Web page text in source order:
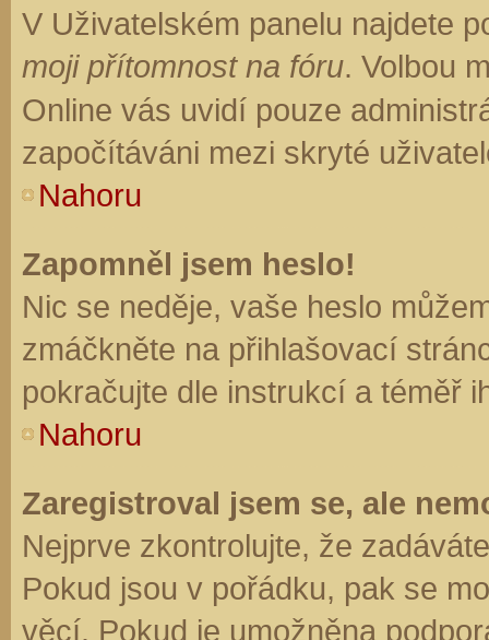
V Uživatelském panelu najdete
moji přítomnost na fóru. Volbou
Online vás uvidí pouze
započítáváni mezi skryté
Nahoru
Zapomněl jsem heslo!
Nic se neděje, vaše heslo
zmáčkněte na přihlašovací
pokračujte dle instrukcí a téměř
Nahoru
Zaregistroval jsem se, ale
Nejprve zkontrolujte, že
Pokud jsou v pořádku, pak se
věcí. Pokud je umožněna